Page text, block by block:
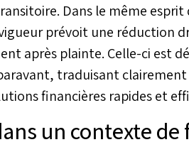
Dans le même esprit
prévoit une réduction
après plainte. Celle-ci est
traduisant
financières rapides et
un contexte